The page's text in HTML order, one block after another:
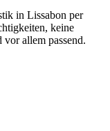
in Lissabon per
keine
allem passend.